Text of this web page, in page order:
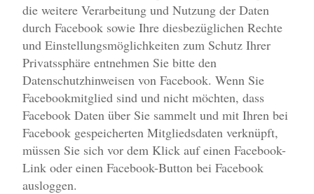
die weitere Verarbeitung und Nutzung der Daten
durch Facebook sowie Ihre diesbezüglichen Rechte
und Einstellungsmöglichkeiten zum Schutz Ihrer
Privatssphäre entnehmen Sie bitte den
Datenschutzhinweisen von Facebook. Wenn Sie
Facebookmitglied sind und nicht möchten, dass
Facebook Daten über Sie sammelt und mit Ihren bei
Facebook gespeicherten Mitgliedsdaten verknüpft,
müssen Sie sich vor dem Klick auf einen Facebook-
Link oder einen Facebook-Button bei Facebook
ausloggen.